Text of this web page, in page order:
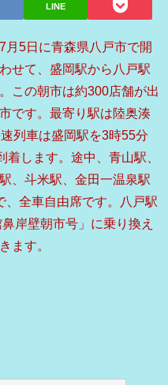
LINE
月5日に青森県八戸市で開
せて、盛岡駅から八戸駅
この朝市は約300店舗が出
です。最寄り駅は陸奥湊
列車は盛岡駅を3時55分
します。途中、青山駅、
、斗米駅、金田一温泉駅
、全車自由席です。八戸駅
岸壁朝市号」に乗り換え
ます。